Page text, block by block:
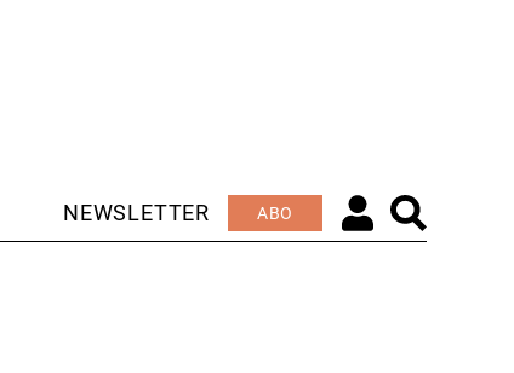
NEWSLETTER ABO